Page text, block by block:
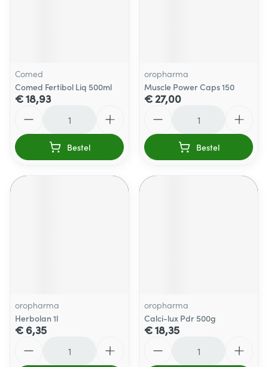
Comed
Comed Fertibol Liq 500ml
€ 18,93
Bestel
oropharma
Muscle Power Caps 150
€ 27,00
Bestel
oropharma
Herbolan 1l
€ 6,35
oropharma
Calci-lux Pdr 500g
€ 18,35